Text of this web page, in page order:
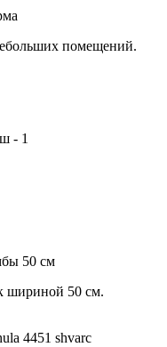
помещений.
- 1
50 см
шириной 50 см.
4451 shvarc